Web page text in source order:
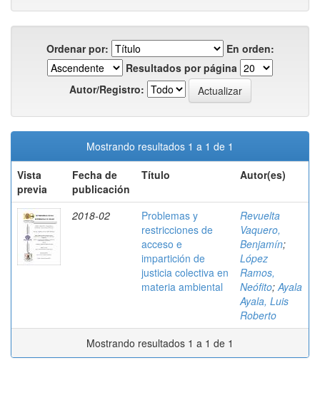
Ordenar por:
En orden:
Resultados por página
Autor/Registro:
Mostrando resultados 1 a 1 de 1
Vista
previa
Fecha de
publicación
Título Autor(es)
2018-02
Problemas y
restricciones de
acceso e
impartición de
justicia colectiva en
materia ambiental
Revuelta
Vaquero,
Benjamín;
López
Ramos,
Neófito;Ayala
Ayala, Luis
Roberto
Mostrando resultados 1 a 1 de 1